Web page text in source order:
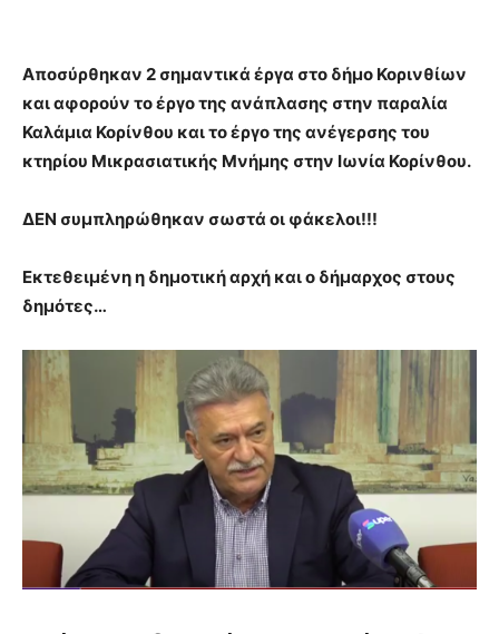
Αποσύρθηκαν 2 σημαντικά έργα στο δήμο Κορινθίων
και αφορούν το έργο της ανάπλασης στην παραλία
Καλάμια Κορίνθου και το έργο της ανέγερσης του
κτηρίου Μικρασιατικής Μνήμης στην Ιωνία Κορίνθου.
ΔΕΝ συμπληρώθηκαν σωστά οι φάκελοι!!!
Εκτεθειμένη η δημοτική αρχή και ο δήμαρχος στους
δημότες…